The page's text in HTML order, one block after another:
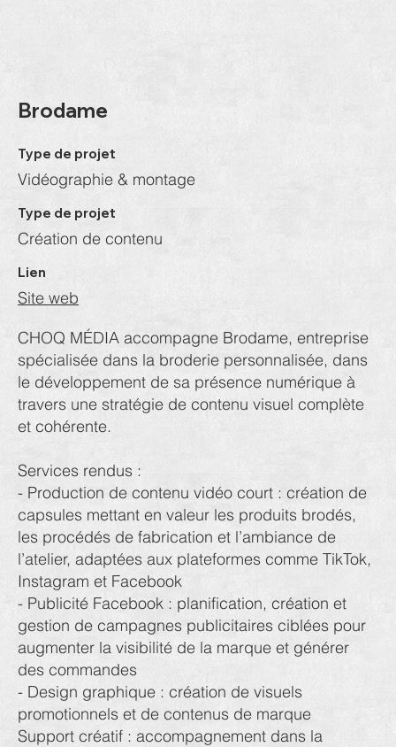
Brodame
Type de projet
Vidéographie & montage
Type de projet
Création de contenu
Lien
Site web
CHOQ MÉDIA accompagne Brodame, entreprise
spécialisée dans la broderie personnalisée, dans
le développement de sa présence numérique à
travers une stratégie de contenu visuel complète
et cohérente.
Services rendus :
- Production de contenu vidéo court : création de
capsules mettant en valeur les produits brodés,
les procédés de fabrication et l’ambiance de
l’atelier, adaptées aux plateformes comme TikTok,
Instagram et Facebook
- Publicité Facebook : planification, création et
gestion de campagnes publicitaires ciblées pour
augmenter la visibilité de la marque et générer
des commandes
- Design graphique : création de visuels
promotionnels et de contenus de marque
Support créatif : accompagnement dans la